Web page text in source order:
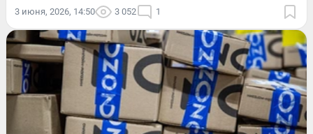
3 июня, 2026, 14:50 3 052 1